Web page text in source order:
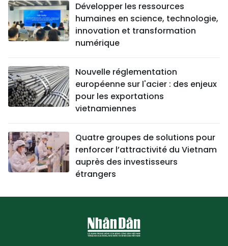
Développer les ressources
humaines en science, technologie,
innovation et transformation
numérique
Nouvelle réglementation
européenne sur l'acier : des enjeux
pour les exportations
vietnamiennes
Quatre groupes de solutions pour
renforcer l’attractivité du Vietnam
auprès des investisseurs
étrangers